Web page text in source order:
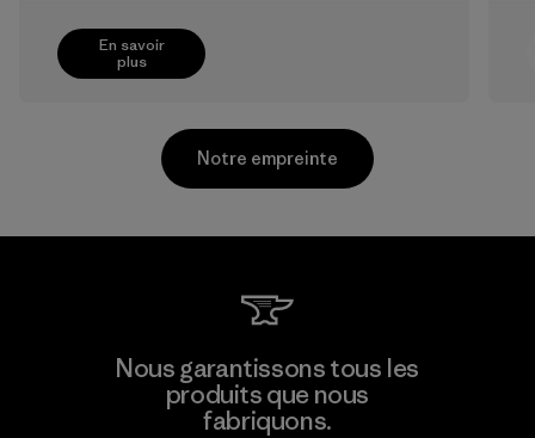
En savoir
plus
Greentech Headgear Company
Limited - Chau Duc
Notre empreinte
Nous garantissons tous les
produits que nous
fabriquons.